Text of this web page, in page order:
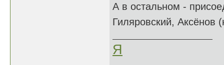
А в остальном -
Гиляровский, Аксёнов
Я